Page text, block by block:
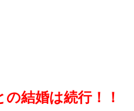
結婚は続行！！